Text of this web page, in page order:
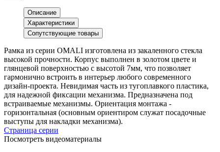
Описание
Характеристики
Сопутствующие товары
Рамка из серии OMALI изготовлена из закаленного стекла
высокой прочности. Корпус выполнен в золотом цвете и
глянцевой поверхностью с высотой 7мм, что позволяет
гармонично встроить в интерьер любого современного
дизайн-проекта. Невидимая часть из тугоплавкого пластика,
для надежной фиксации механизма. Предназначена под
встраиваемые механизмы. Ориентация монтажа -
горизонтальная (основным ориентиром служат посадочные
выступы для накладки механизма).
Страница серии
Посмотреть видеоматериалы